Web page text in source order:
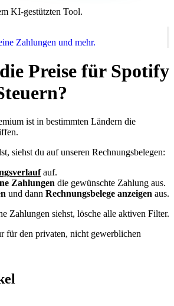
KI-gestützten Tool.
Zahlungen und mehr.
Preise für Spotify
ist in bestimmten Ländern die
siehst du auf unseren Rechnungsbelegen:
auf.
Zahlungen die gewünschte Zahlung aus.
und dann Rechnungsbelege anzeigen aus.
Zahlungen siehst, lösche alle aktiven Filter.
für den privaten, nicht gewerblichen